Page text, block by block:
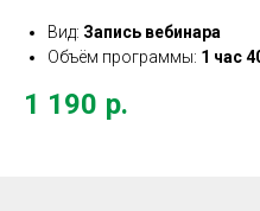
Вид: Запись вебинара
Объём программы: 1 час
1 190 р.